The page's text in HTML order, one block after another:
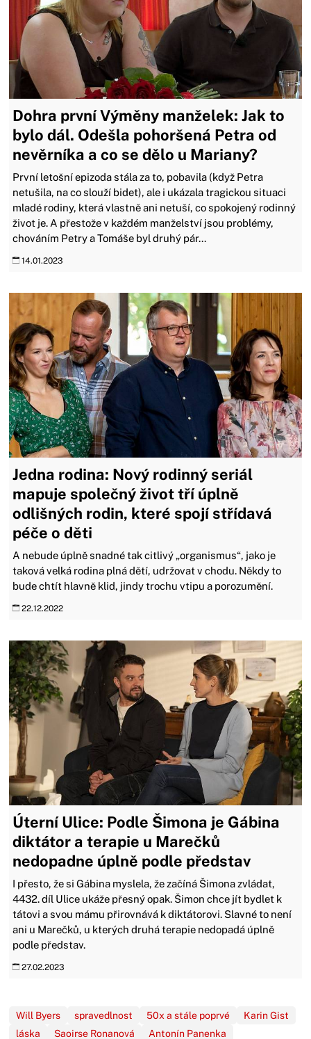
Dohra první Výměny manželek: Jak to
bylo dál. Odešla pohoršená Petra od
nevěrníka a co se dělo u Mariany?
První letošní epizoda stála za to, pobavila (když Petra
netušila, na co slouží bidet), ale i ukázala tragickou situaci
mladé rodiny, která vlastně ani netuší, co spokojený rodinný
život je. A přestože v každém manželství jsou problémy,
chováním Petry a Tomáše byl druhý pár...
14.01.2023
Jedna rodina: Nový rodinný seriál
mapuje společný život tří úplně
odlišných rodin, které spojí střídavá
péče o děti
A nebude úplně snadné tak citlivý „organismus“, jako je
taková velká rodina plná dětí, udržovat v chodu. Někdy to
bude chtít hlavně klid, jindy trochu vtipu a porozumění.
22.12.2022
Úterní Ulice: Podle Šimona je Gábina
diktátor a terapie u Marečků
nedopadne úplně podle představ
I přesto, že si Gábina myslela, že začíná Šimona zvládat,
4432. díl Ulice ukáže přesný opak. Šimon chce jít bydlet k
tátovi a svou mámu přirovnává k diktátorovi. Slavné to není
ani u Marečků, u kterých druhá terapie nedopadá úplně
podle představ.
27.02.2023
Will Byers spravedlnost 50x a stále poprvé
Karin Gist
láska
Saoirse Ronanová Antonín Panenka